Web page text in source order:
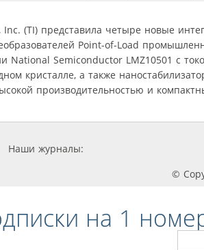
(TI) представила четыре новые
Point-of-Load
National Semiconductor LMZ10501 с
кристалле, а также
производительностью и
Наши журналы:
©
на 1